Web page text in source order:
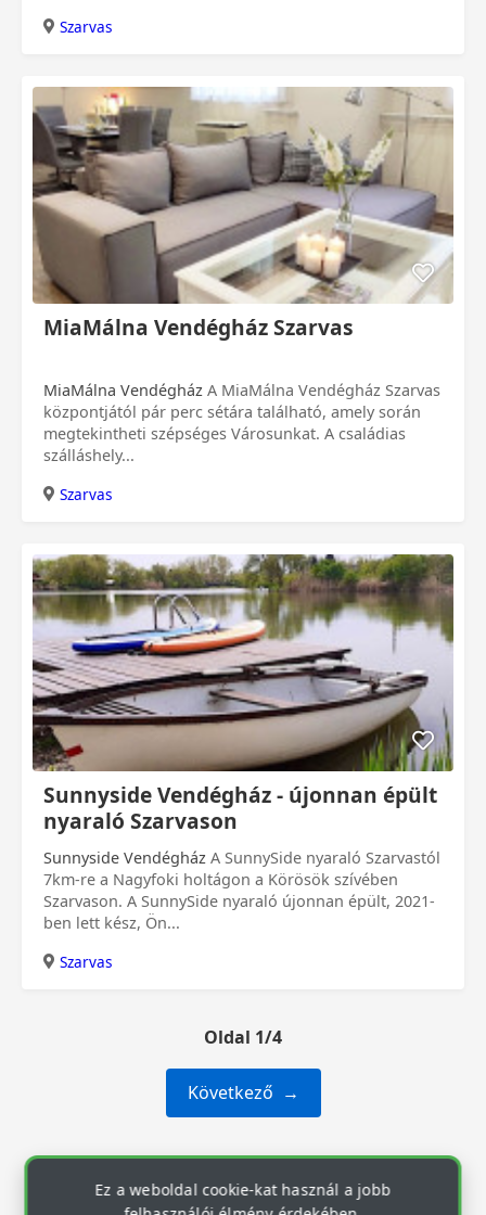
Szarvas
MiaMálna Vendégház Szarvas
MiaMálna Vendégház
központjától pár perc sétára található, amely során
megtekintheti szépséges Városunkat. A családias
szálláshely...
Szarvas
0 Ft
Sunnyside Vendégház - újonnan épült
nyaraló Szarvason
Sunnyside Vendégház
7km-re a Nagyfoki holtágon a Körösök szívében
Szarvason. A SunnySide nyaraló újonnan épült, 2021-
ben lett kész, Ön...
Szarvas
Oldal 1/4
Következő
Ez a weboldal cookie-kat használ a jobb